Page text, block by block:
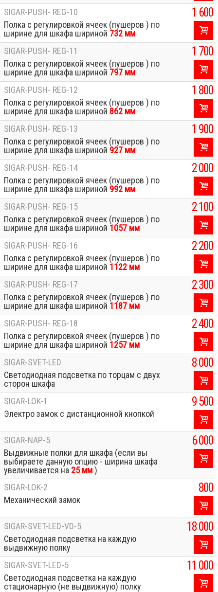
SIGAR-PUSH- REG-10
Полка с регулировкой ячеек (пушеров ) по
ширине для шкафа шириной 732 мм
1 600
SIGAR-PUSH- REG-11
Полка с регулировкой ячеек (пушеров ) по
ширине для шкафа шириной 797 мм
1 700
SIGAR-PUSH- REG-12
Полка с регулировкой ячеек (пушеров ) по
ширине для шкафа шириной 862 мм
1 800
SIGAR-PUSH- REG-13
Полка с регулировкой ячеек (пушеров ) по
ширине для шкафа шириной 927 мм
1 900
SIGAR-PUSH- REG-14
Полка с регулировкой ячеек (пушеров ) по
ширине для шкафа шириной 992 мм
2 000
SIGAR-PUSH- REG-15
Полка с регулировкой ячеек (пушеров ) по
ширине для шкафа шириной 1057 мм
2 100
SIGAR-PUSH- REG-16
Полка с регулировкой ячеек (пушеров ) по
ширине для шкафа шириной 1122 мм
2 200
SIGAR-PUSH- REG-17
Полка с регулировкой ячеек (пушеров ) по
ширине для шкафа шириной 1187 мм
2 300
SIGAR-PUSH- REG-18
Полка с регулировкой ячеек (пушеров ) по
ширине для шкафа шириной 1257 мм
2 400
SIGAR-SVET-LED
Светодиодная подсветка по торцам с двух
сторон шкафа
8 000
SIGAR-LOK-1
Электро замок с дистанционной кнопкой
9 500
SIGAR-NAP-5
Выдвижные полки для шкафа (если вы
выбираете данную опцию - ширина шкафа
увеличивается на 25 мм)
6 000
SIGAR-LOK-2
Механический замок
800
SIGAR-SVET-LED-VD-5
Светодиодная подсветка на каждую
выдвижную полку
18 000
SIGAR-SVET-LED-5
Светодиодная подсветка на каждую
стационарную (не выдвижную) полку
11 000